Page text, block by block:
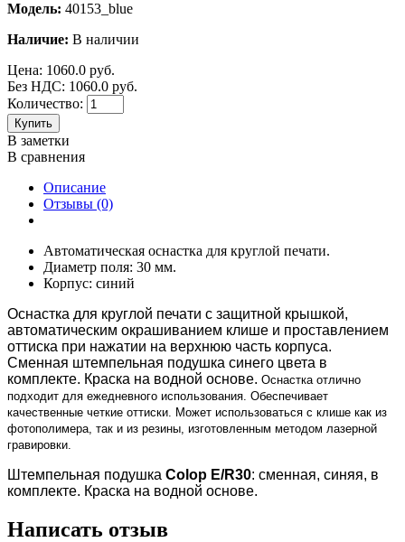
Модель: 40153_blue
Наличие: В наличии
Цена: 1060.0 руб.
Без НДС: 1060.0 руб.
Количество:
Купить
В заметки
В сравнения
Описание
Отзывы (0)
Автоматическая оснастка для круглой печати.
Диаметр поля: 30 мм.
Корпус: синий
Оснастка для круглой печати с защитной крышкой,
автоматическим окрашиванием клише и проставлением
оттиска при нажатии на верхнюю часть корпуса.
Сменная штемпельная подушка синего цвета в
комплекте. Краска на водной основе. Оснастка отлично
подходит для ежедневного использования. Обеспечивает
качественные четкие оттиски. Может использоваться с клише как из
фотополимера, так и из резины, изготовленным методом лазерной
гравировки.
Штемпельная подушка Colop E/R30: сменная, синяя, в
комплекте. Краска на водной основе.
Написать отзыв